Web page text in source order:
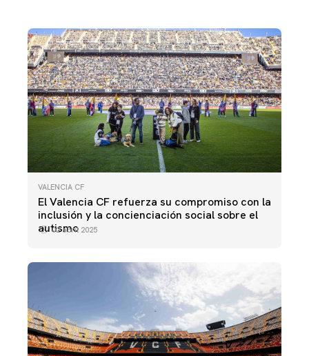
VALENCIA CF
El Valencia CF refuerza su compromiso con la
inclusión y la concienciación social sobre el
autismo
02 abril 2025